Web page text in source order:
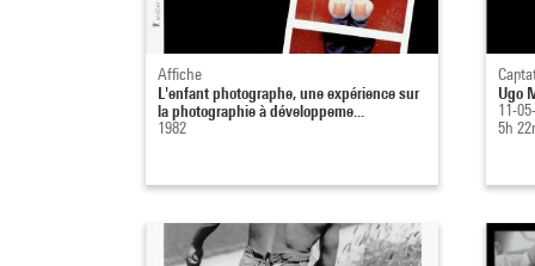
Affiche
L'enfant photographe, une expérience sur
la photographie à développeme...
1982
Ugo
11-
5h